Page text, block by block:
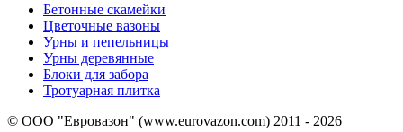
Бетонные скамейки
Цветочные вазоны
Урны и пепельницы
Урны деревянные
Блоки для забора
Тротуарная плитка
© ООО "Евровазон" (www.eurovazon.com) 2011 - 2026